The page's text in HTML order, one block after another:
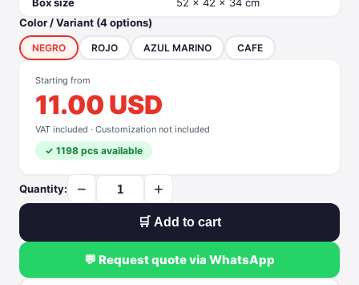
Color / Variant (4 options)
NEGRO ROJO AZUL MARINO CAFE
Starting from
11.00 USD
VAT included · Customization not included
✓ 1198 pcs available
Quantity: − +
🛒 Add to cart
💬 Request quote via WhatsApp